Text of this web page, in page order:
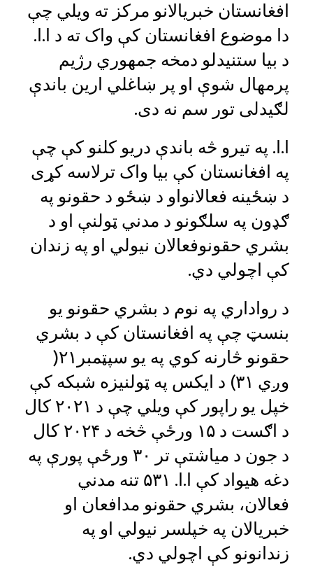
افغانستان خبریالانو مرکز ته ویلي چې
دا موضوع افغانستان کې واک ته د ا.ا.
د بیا ستنیدلو دمخه جمهوري رژیم
پرمهال شوې او پر ښاغلي ارین باندې
لګیدلی تور سم نه دی.
ا.ا. په تیرو څه باندې دریو کلنو کې چې
په افغانستان کې بیا واک ترلاسه کړی
د ښځینه فعالانواو د ښځو د حقونو په
ګډون په سلګونو د مدني ټولنې او د
بشري حقونوفعالان نیولي او په زندان
کې اچولي دي.
د رواداري په نوم د بشري حقونو یو
بنسټ چې په افغانستان کې د بشري
حقونو څارنه کوي په یو سپټمبر۲۱(
وږي ۳۱) د ایکس په ټولنیزه شبکه کې
خپل یو راپور کې ویلي چې د ۲۰۲۱ کال
د اګست د ۱۵ ورځې څخه د ۲۰۲۴ کال
د جون د میاشتې تر ۳۰ ورځې پورې په
دغه هیواد کې ا.ا. ۵۳۱ تنه مدني
فعالان، بشري حقونو مدافعان او
خبریالان په خپلسر نیولي او په
زندانونو کې اچولي دي.